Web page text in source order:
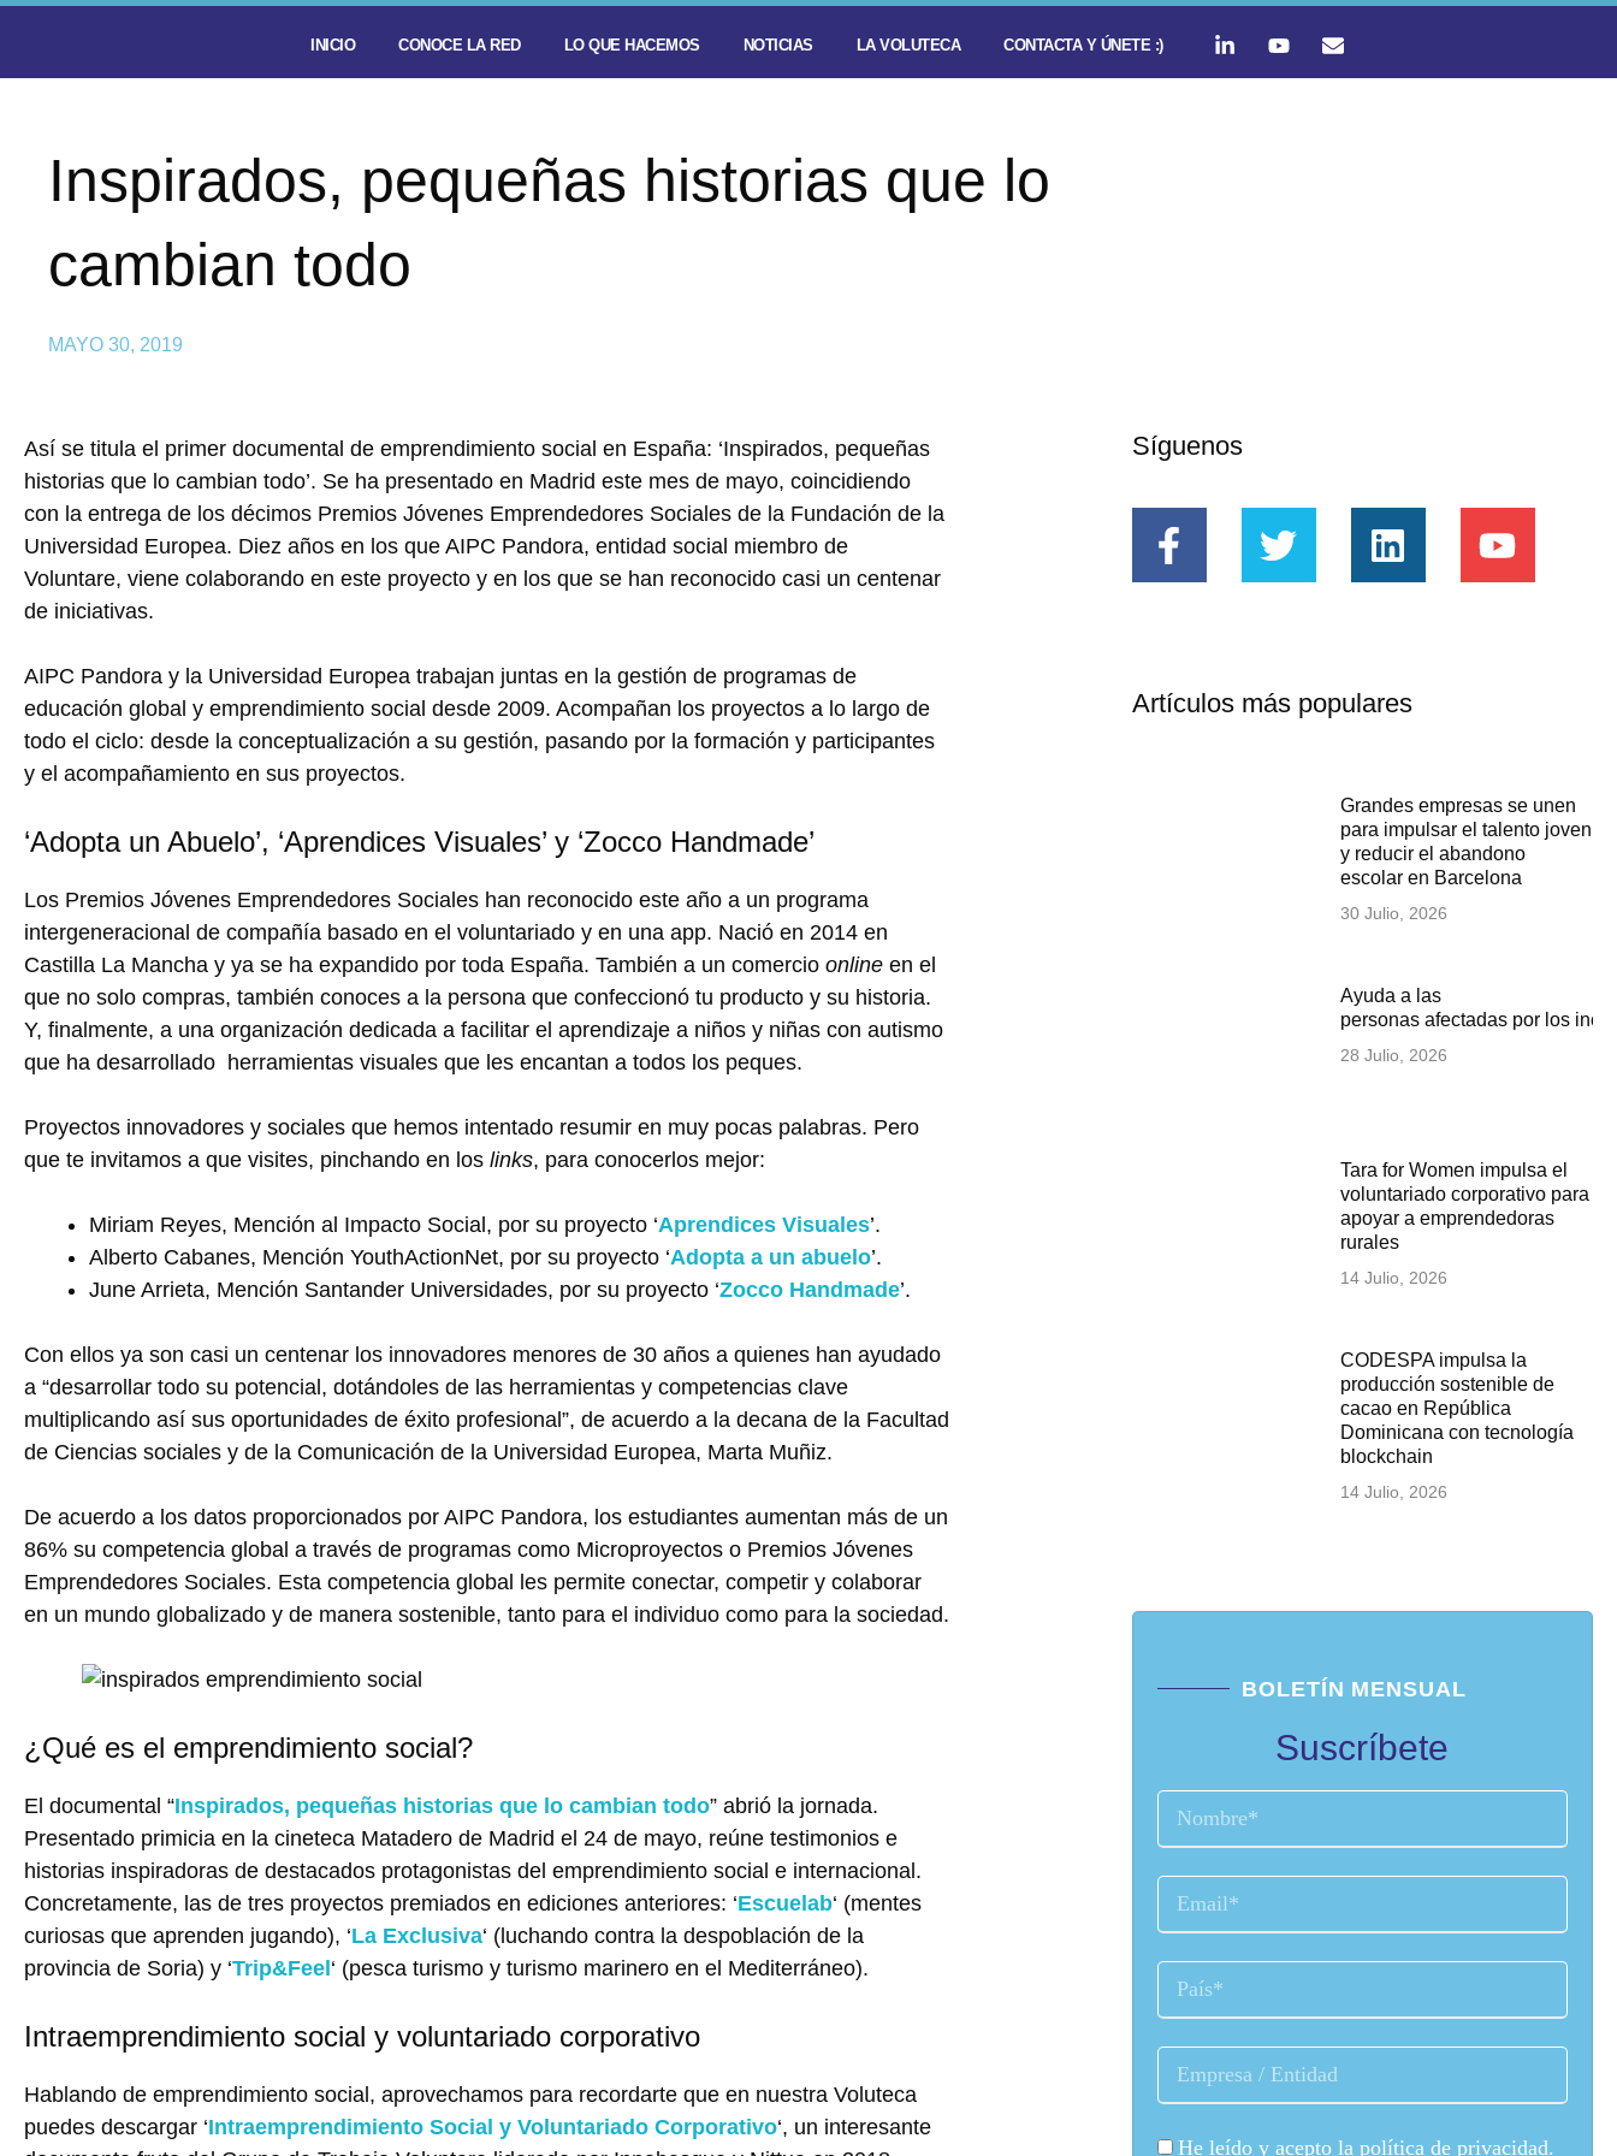
INICIO CONOCE LA RED LO QUE HACEMOS NOTICIAS LA VOLUTECA CONTACTA Y ÚNETE :)
Inspirados, pequeñas historias que lo
cambian todo
MAYO 30, 2019
Así se titula el primer documental de emprendimiento social en España: ‘Inspirados, pequeñas
historias que lo cambian todo’. Se ha presentado en Madrid este mes de mayo, coincidiendo
con la entrega de los décimos Premios Jóvenes Emprendedores Sociales de la Fundación de la
Universidad Europea. Diez años en los que AIPC Pandora, entidad social miembro de
Voluntare, viene colaborando en este proyecto y en los que se han reconocido casi un centenar
de iniciativas.
AIPC Pandora y la Universidad Europea trabajan juntas en la gestión de programas de
educación global y emprendimiento social desde 2009. Acompañan los proyectos a lo largo de
todo el ciclo: desde la conceptualización a su gestión, pasando por la formación y participantes
y el acompañamiento en sus proyectos.
‘Adopta un Abuelo’, ‘Aprendices Visuales’ y ‘Zocco Handmade’
Los Premios Jóvenes Emprendedores Sociales han reconocido este año a un programa
intergeneracional de compañía basado en el voluntariado y en una app. Nació en 2014 en
Castilla La Mancha y ya se ha expandido por toda España. También a un comercio online en el
que no solo compras, también conoces a la persona que confeccionó tu producto y su historia.
Y, finalmente, a una organización dedicada a facilitar el aprendizaje a niños y niñas con autismo
que ha desarrollado herramientas visuales que les encantan a todos los peques.
Proyectos innovadores y sociales que hemos intentado resumir en muy pocas palabras. Pero
que te invitamos a que visites, pinchando en los links, para conocerlos mejor:
Miriam Reyes, Mención al Impacto Social, por su proyecto ‘Aprendices Visuales’.
Alberto Cabanes, Mención YouthActionNet, por su proyecto ‘Adopta a un abuelo’.
June Arrieta, Mención Santander Universidades, por su proyecto ‘Zocco Handmade’.
Con ellos ya son casi un centenar los innovadores menores de 30 años a quienes han ayudado
a “desarrollar todo su potencial, dotándoles de las herramientas y competencias clave
multiplicando así sus oportunidades de éxito profesional”, de acuerdo a la decana de la Facultad
de Ciencias sociales y de la Comunicación de la Universidad Europea, Marta Muñiz.
De acuerdo a los datos proporcionados por AIPC Pandora, los estudiantes aumentan más de un
86% su competencia global a través de programas como Microproyectos o Premios Jóvenes
Emprendedores Sociales. Esta competencia global les permite conectar, competir y colaborar
en un mundo globalizado y de manera sostenible, tanto para el individuo como para la sociedad.
¿Qué es el emprendimiento social?
El documental “Inspirados, pequeñas historias que lo cambian todo” abrió la jornada.
Presentado primicia en la cineteca Matadero de Madrid el 24 de mayo, reúne testimonios e
historias inspiradoras de destacados protagonistas del emprendimiento social e internacional.
Concretamente, las de tres proyectos premiados en ediciones anteriores: ‘Escuelab‘ (mentes
curiosas que aprenden jugando), ‘La Exclusiva‘ (luchando contra la despoblación de la
provincia de Soria) y ‘Trip&Feel ‘ (pesca turismo y turismo marinero en el Mediterráneo).
Intraemprendimiento social y voluntariado corporativo
Hablando de emprendimiento social, aprovechamos para recordarte que en nuestra Voluteca
puedes descargar ‘Intraemprendimiento Social y Voluntariado Corporativo‘, un interesante
Síguenos
Artículos más populares
Grandes empresas se unen
para impulsar el talento joven
y reducir el abandono
escolar en Barcelona
30 Julio, 2026
Ayuda a las
personas afectadas por los
28 Julio, 2026
Tara for Women impulsa el
voluntariado corporativo para
apoyar a emprendedoras
rurales
14 Julio, 2026
CODESPA impulsa la
producción sostenible de
cacao en República
Dominicana con tecnología
blockchain
14 Julio, 2026
BOLETÍN MENSUAL
Suscríbete
He leído y acepto la política de privacidad.